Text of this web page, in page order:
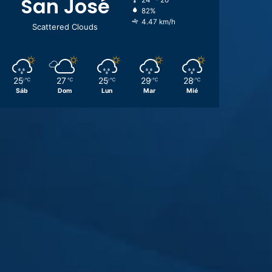
San José
Scattered Clouds
82%
4.47 km/h
25 ℃
Sáb
27 ℃
Dom
25 ℃
Lun
29 ℃
Mar
28 ℃
Mié